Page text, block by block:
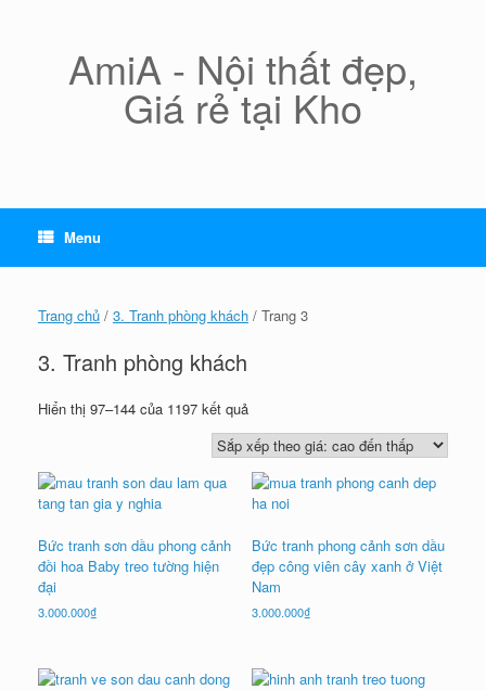
AmiA - Nội thất đẹp,
Giá rẻ tại Kho
Menu
Trang chủ / 3. Tranh phòng khách / Trang 3
3. Tranh phòng khách
Hiển thị 97–144 của 1197 kết quảĐã
sắp
xếp
theo
giá:
cao
thấp
Bức tranh sơn dầu phong cảnh
đồi hoa Baby treo tường hiện
đại
3.000.000₫
Bức tranh phong cảnh sơn dầu
đẹp công viên cây xanh ở Việt
Nam
3.000.000₫